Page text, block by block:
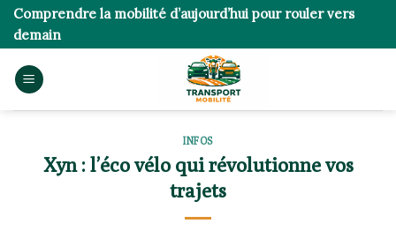
Skip
content
Comprendre la mobilité d’aujourd’hui pour rouler vers
demain
INFOS
Xyn : l’éco vélo qui révolutionne vos
trajets